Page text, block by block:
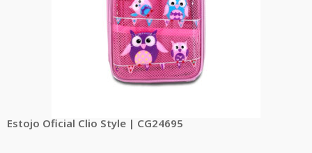
Estojo Oficial Clio Style | CG24695